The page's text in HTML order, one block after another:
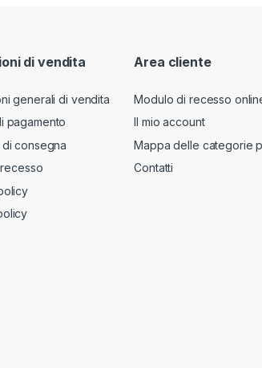
di vendita
generali di vendita
pagamento
consegna
Area cliente
Modulo di recesso
Il mio account
Mappa delle categorie
Contatti